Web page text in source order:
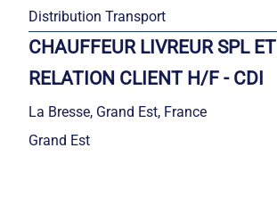
Distribution Transport
CHAUFFEUR LIVREUR SPL ET
RELATION CLIENT H/F - CDI
La Bresse, Grand Est, France
Grand Est